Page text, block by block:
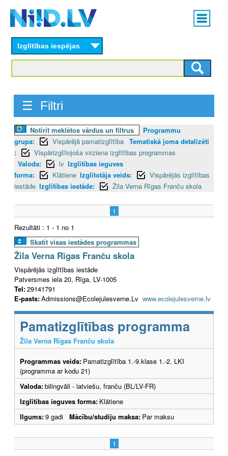
content
Main
menu
Izglītības iespējas
☰ Filtri
Notīrīt meklētos vārdus un filtrus
Programmu
grupa:
Vispārējā pamatizglītība Tematiskā joma detalizēti
:
Vispārizglītojoša virziena izglītības programmas
Valoda:
lv Izglītības ieguves
forma:
Klātiene Izglītotāja veids:
Vispārējās izglītības
iestāde Izglītības iestāde: Žila Verna Rīgas Franču skola
1
Rezultāti : 1 - 1 no 1
Skatīt visas iestādes programmas
Žila Verna Rīgas Franču skola
Vispārējās izglītības iestāde
Patversmes iela 20, Rīga, LV-1005
Tel:29141791
E-pasts:Admissions@Ecolejulesverne.Lv www.ecolejulesverne.lv
Pamatizglītības programma
Žila Verna Rīgas Franču skola
Programmas veids: Pamatizglītība 1.-9.klase 1.-2. LKI
(programma ar kodu 21)
Valoda:bilingvāli - latviešu, franču (BL/LV-FR)
Izglītības ieguves forma: Klātiene
Ilgums:9 gadi Mācību/studiju maksa: Par maksu
1